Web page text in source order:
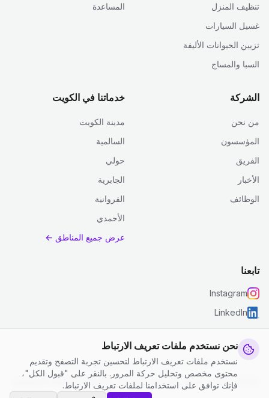
نحن نستخدم ملفات تعريف الارتباط
نستخدم ملفات تعريف الارتباط لتحسين تجربة التصفح وتقديم
محتوى مخصص وتحليل حركة المرور. بالنقر على "قبول الكل"،
فإنك توافق على استخدامنا لملفات تعريف الارتباط.
تنظيف المنزل
غسيل السيارات
تزيين الحيوانات الأليفة
السبا والمساج
المساعدة
الشركة
من نحن
المؤسسون
الفريق
الأخبار
الوظائف
خدماتنا في الكويت
مدينة الكويت
السالمية
حولي
الجابرية
الفروانية
الأحمدي
عرض جميع المناطق ←
تابعنا
Instagram
LinkedIn
© 2026 جست كلين. جميع الحقوق محفوظة.
سياسة الخصوصية
الشروط والأحكام | إعدادات ملفات تعريف الارتباط